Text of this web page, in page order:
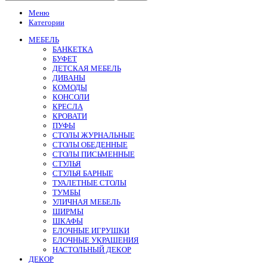
Меню
Категории
МЕБЕЛЬ
БАНКЕТКА
БУФЕТ
ДЕТСКАЯ МЕБЕЛЬ
ДИВАНЫ
КОМОДЫ
КОНСОЛИ
КРЕСЛА
КРОВАТИ
ПУФЫ
СТОЛЫ ЖУРНАЛЬНЫЕ
СТОЛЫ ОБЕДЕННЫЕ
СТОЛЫ ПИСЬМЕННЫЕ
СТУЛЬЯ
СТУЛЬЯ БАРНЫЕ
ТУАЛЕТНЫЕ СТОЛЫ
ТУМБЫ
УЛИЧНАЯ МЕБЕЛЬ
ШИРМЫ
ШКАФЫ
ЕЛОЧНЫЕ ИГРУШКИ
ЕЛОЧНЫЕ УКРАШЕНИЯ
НАСТОЛЬНЫЙ ДЕКОР
ДЕКОР